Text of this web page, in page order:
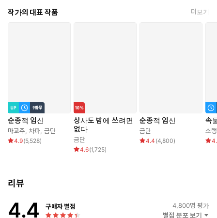
사내를 유혹하기 위해 만들어진 밀랍 인형 같은 서우를 마주한다.
“모르, 흐윽, 모르, 겠, 아흐, 윽!”
서우의 몸을 이루고 있는 것 하나하나가 탐스럽다 못해 먹음직스러
워 보였다. 특히나 손가락을 쑤시면 쑤시는 대로 받아 무는 밑구멍
당부했을 텐데.”
작가의 대표 작품 더보기
순종적 임신
마교주, 차파, 금단
4.9(5,528)
상사도 밤에 쓰려면
없다
금단
4.6(1,725)
순종적 임신
금단
4.4 (4,800)
속
소
리뷰
4.4 구매자 별점 4,800명 평가
별점 분포 보기